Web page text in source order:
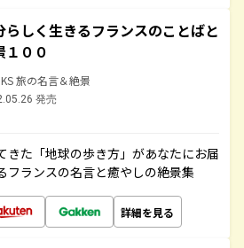
らしく生きるフランスのことばと
１００
旅の名言＆絶景
発売
きた「地球の歩き方」があなたにお届
フランスの名言と癒やしの絶景集
詳細を見る